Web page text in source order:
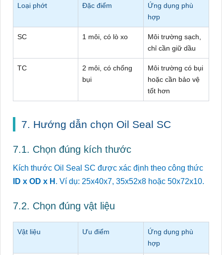
Loại phớt Đặc điểm
Ứng dụng phù
hợp
SC 1 môi, có lò xo
Môi trường sạch,
chỉ cần giữ dầu
TC
2 môi, có chống
bụi
Môi trường có bụi
hoặc cần bảo vệ
tốt hơn
7. Hướng dẫn chọn Oil Seal SC
7.1. Chọn đúng kích thước
Kích thước Oil Seal SC được xác định theo công thức
ID x OD x H . Ví dụ: 25x40x7, 35x52x8 hoặc 50x72x10.
7.2. Chọn đúng vật liệu
Vật liệu Ưu điểm
Ứng dụng phù
hợp